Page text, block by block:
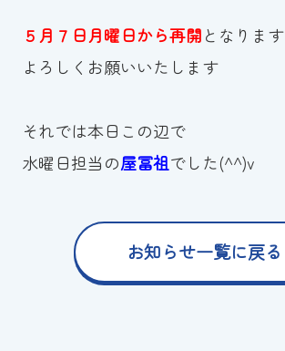
５月７日月曜日から再開となります
よろしくお願いいたします
それでは本日この辺で
水曜日担当の屋冨祖でした(^^)v
お知らせ一覧に戻る